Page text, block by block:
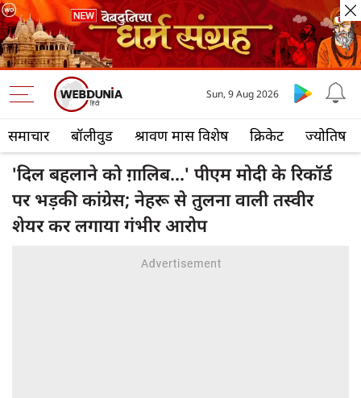
समाचार बॉलीवुड श्रावण मास विशेष क्रिकेट ज्योतिष
Sun, 9 Aug 2026
'दिल बहलाने को ग़ालिब...' पीएम मोदी के रिकॉर्ड
पर भड़की कांग्रेस; नेहरू से तुलना वाली तस्वीर
शेयर कर लगाया गंभीर आरोप